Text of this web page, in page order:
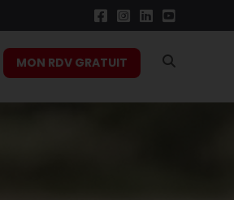
MON RDV GRATUIT